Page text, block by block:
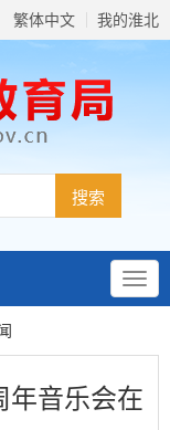
繁体中文 我的淮北
年音乐会在